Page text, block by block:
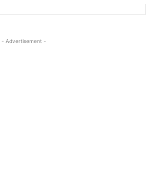
- Advertisement -